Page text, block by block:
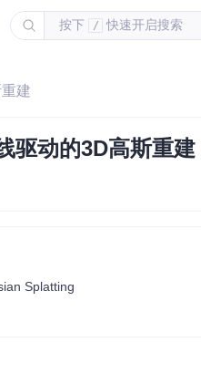
按下 / 快速开启搜索
建
驱动的3D高斯重建
Splatting